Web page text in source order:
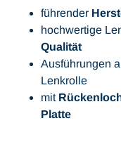
führender
hochwertige
Qualität
Ausführungen
Lenkrolle
mit
Platte